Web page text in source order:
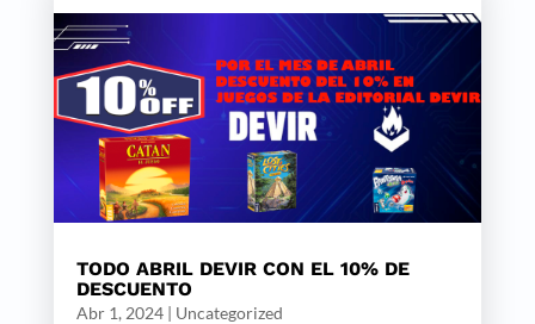
TODO ABRIL DEVIR CON EL 10% DE
DESCUENTO
Abr 1, 2024| Uncategorized